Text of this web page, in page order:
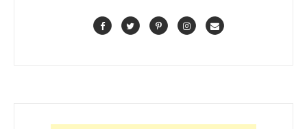
FacebookTwitterPinterestInstagramContact